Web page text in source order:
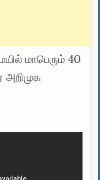
மாபெரும் 40
அறிமுக